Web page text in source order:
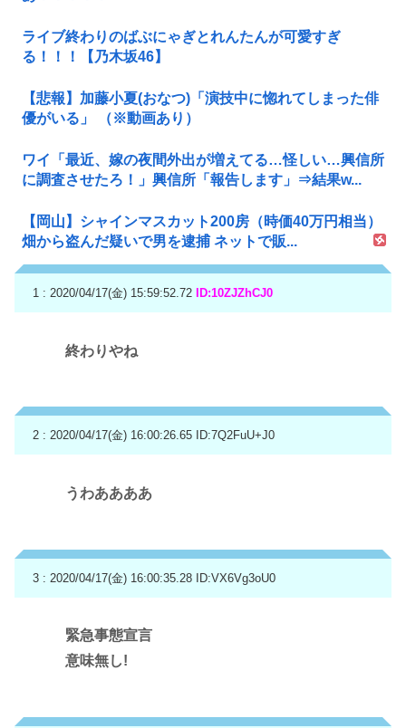
ライブ終わりのばぶにゃぎとれんたんが可愛すぎ
る！！！【乃木坂46】
【悲報】加藤小夏(おなつ)「演技中に惚れてしまった俳
優がいる」 （※動画あり）
ワイ「最近、嫁の夜間外出が増えてる…怪しい…興信所
に調査させたろ！」興信所「報告します」⇒結果w...
【岡山】シャインマスカット200房（時価40万円相当）
畑から盗んだ疑いで男を逮捕 ネットで販...
1 : 2020/04/17(金) 15:59:52.72 ID:10ZJZhCJ0
終わりやね
2 : 2020/04/17(金) 16:00:26.65 ID:7Q2FuU+J0
うわああああ
3 : 2020/04/17(金) 16:00:35.28 ID:VX6Vg3oU0
緊急事態宣言
意味無し!